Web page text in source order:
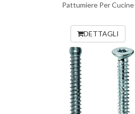
Pattumiere Per Cucine
DETTAGLI